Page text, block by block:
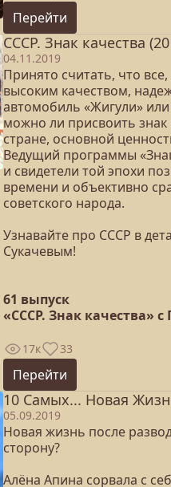
Перейти
СССР. Знак качества
04.11.2019
Принято считать, что
высоким качеством,
автомобиль «Жигули»
можно ли присвоить знак
стране, основной
Ведущий программы
и свидетели той эпохи
времени и объективно
советского народа.
Узнавайте про СССР в
Сукачевым!
61 выпуск
«СССР. Знак качества»
17к 33
Перейти
10 Самых... Новая
05.09.2019
Новая жизнь после
сторону?
Алёна Апина сорвала с